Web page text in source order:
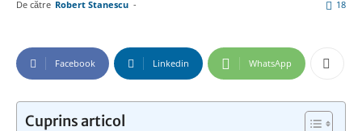
De către Robert Stanescu - 18
Facebook Linkedin WhatsApp
Cuprins articol